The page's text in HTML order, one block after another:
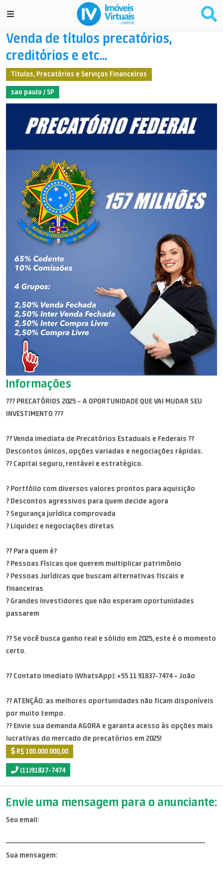
Venda de títulos precatórios,
creditórios e etc...
Títulos, Precatórios e Serviços Financeiros
sao paulo / SP
Informações
??? PRECATÓRIOS 2025 – A OPORTUNIDADE QUE VAI MUDAR SEU
INVESTIMENTO ???
?? Venda imediata de Precatórios Estaduais e Federais ??
Descontos únicos, opções variadas e negociações rápidas.
?? Capital seguro, rentável e estratégico.
? Portfólio com diversos valores prontos para aquisição
? Descontos agressivos para quem decide agora
? Segurança jurídica comprovada
? Liquidez e negociações diretas
?? Para quem é?
? Pessoas Físicas que querem multiplicar patrimônio
? Pessoas Jurídicas que buscam alternativas fiscais e
financeiras
? Grandes investidores que não esperam oportunidades
passarem
?? Se você busca ganho real e sólido em 2025, este é o momento
certo.
?? Contato imediato (WhatsApp): +55 11 91837-7474 – João
?? ATENÇÃO: as melhores oportunidades não ficam disponíveis
por muito tempo.
?? Envie sua demanda AGORA e garanta acesso às opções mais
lucrativas do mercado de precatórios em 2025!
R$ 100.000.000,00
(11)91837-7474
Envie uma mensagem para o anunciante:
Seu email:
Sua mensagem: